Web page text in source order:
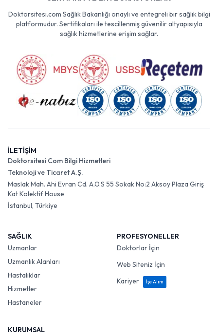
Doktorsitesi.com Sağlık Bakanlığı onaylı ve entegreli bir sağlık bilgi
platformudur. Sertifikaları ile tescillenmiş güvenilir altyapısıyla
sağlık hizmetlerine erişim sağlar.
İLETİŞİM
Doktorsitesi Com Bilgi Hizmetleri
Teknoloji ve Ticaret A.Ş.
Maslak Mah. Ahi Evran Cd. A.O.S 55 Sokak No:2 Aksoy Plaza Giriş
Kat Kolektif House
İstanbul, Türkiye
SAĞLIK
Uzmanlar
Uzmanlık Alanları
Hastalıklar
Hizmetler
Hastaneler
PROFESYONELLER
Doktorlar İçin
Web Siteniz İçin
Kariyer
İşe Alım
KURUMSAL